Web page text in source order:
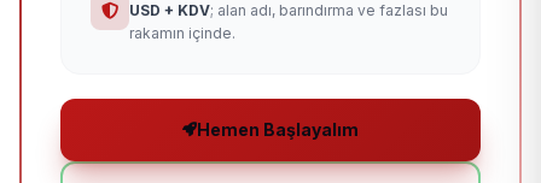
USD + KDV; alan adı, barındırma ve fazlası bu
rakamın içinde.
Hemen Başlayalım